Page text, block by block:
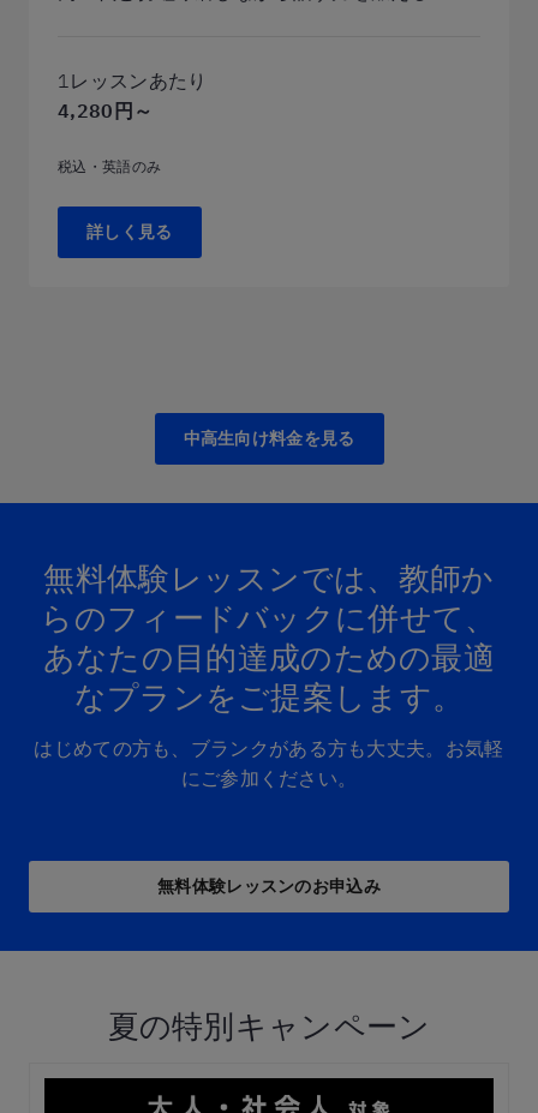
1レッスンあたり
4,280円～
税込・英語のみ
詳しく見る
中高生向け料金を見る
無料体験レッスンでは、​教師か
らの​フィードバックに​併せて、
あなたの​目的達成の​ための​最適
な​プランを​ご提案します。​
はじめての方も、ブランクがある方も大丈夫。お気軽
にご参加ください。
無料体験レッスンの​お申込み
夏の特別キャンペーン